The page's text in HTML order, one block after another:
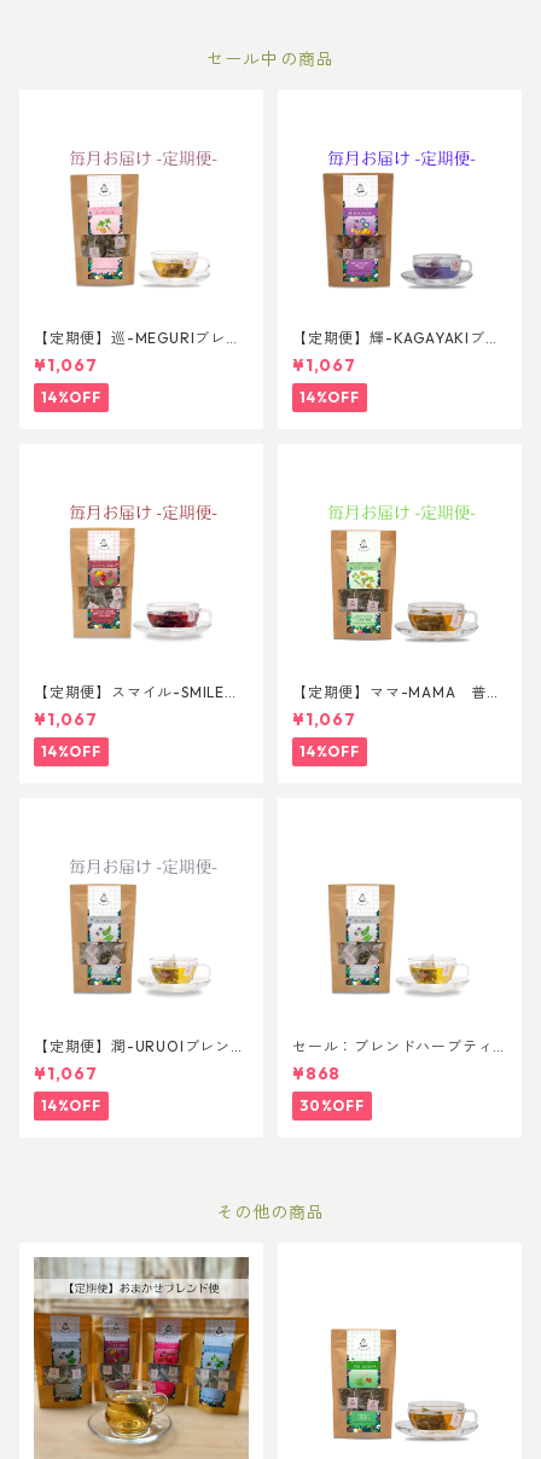
セール中の商品
【定期便】巡-MEGURIブレン
ド 普通サイズ
¥1,067
14%OFF
【定期便】輝-KAGAYAKIブレ
ンド 普通サイズ
¥1,067
14%OFF
【定期便】スマイル-SMILE
普通サイズ
¥1,067
14%OFF
【定期便】ママ-MAMA 普通
サイズ
¥1,067
14%OFF
【定期便】潤-URUOIブレン
ド 普通サイズ
¥1,067
14%OFF
セール：ブレンドハーブティ
ー 潤-URUOI 普通サイズ
¥868
30%OFF
その他の商品